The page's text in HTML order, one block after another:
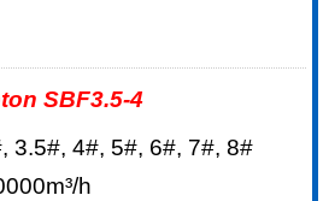
SBF3.5-4
3.5#, 4#, 5#, 6#, 7#, 8#
h